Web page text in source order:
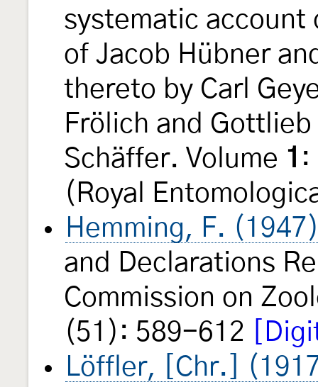
systematic account
of Jacob Hübner
thereto by Carl
Frölich and
Schäffer. Volume 1 :
(Royal
Hemming, F.
and Declarations
Commission on
(51): 589-612
Löffler, [Chr.]